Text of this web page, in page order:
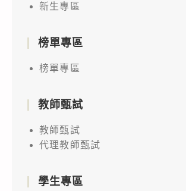
新生專區
榜單專區
榜單專區
教師甄試
教師甄試
代理教師甄試
學生專區